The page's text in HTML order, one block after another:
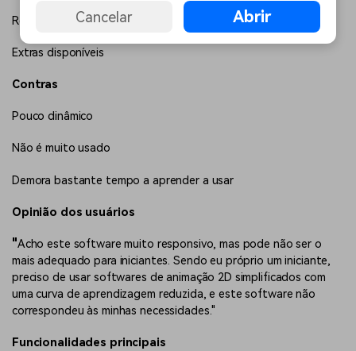
Requisitos de sistema baixos
Extras disponíveis
Contras
Pouco dinâmico
Não é muito usado
Demora bastante tempo a aprender a usar
Opinião dos usuários
"Acho este software muito responsivo, mas pode não ser o
mais adequado para iniciantes. Sendo eu próprio um iniciante,
preciso de usar softwares de animação 2D simplificados com
uma curva de aprendizagem reduzida, e este software não
correspondeu às minhas necessidades."
Funcionalidades principais
Cancelar Abrir